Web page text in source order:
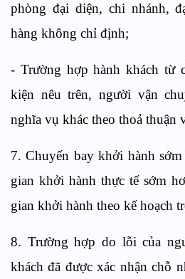
phòng đại diện, chi nhánh,
hàng không chỉ định;
- Trường hợp hành khách từ
kiện nêu trên, người vận
nghĩa vụ khác theo thoả thuận
7. Chuyến bay khởi hành
gian khởi hành thực tế sớm
gian khởi hành theo kế hoạch
8. Trường hợp do lỗi của
khách đã được xác nhận chỗ